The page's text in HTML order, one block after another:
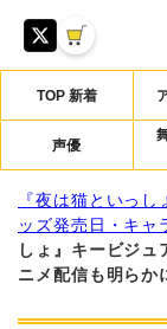
TOP 新着
声優
『夜は猫といっ
ッズ発売日・キャ
しょ』キービジ
ニメ配信も明らか